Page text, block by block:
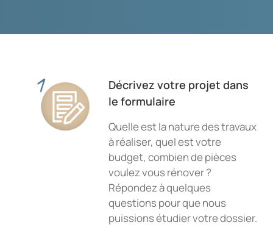
Décrivez votre projet dans
le formulaire
Quelle est la nature des travaux
à réaliser, quel est votre
budget, combien de pièces
voulez vous rénover ?
Répondez à quelques
questions pour que nous
puissions étudier votre dossier.